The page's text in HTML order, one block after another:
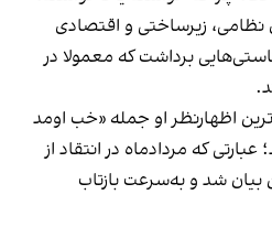
زیرساختی و اقتصادی
برداشت که معمولا در
اظهار‌نظر او جمله «خب اومد
که مردادماه در انتقاد از
بیان شد و به‌سرعت بازتاب